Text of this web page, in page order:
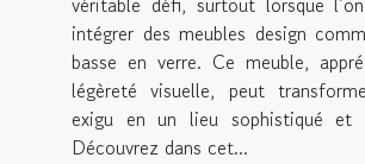
intégrer des meubles design
basse en verre. Ce meuble,
légèreté visuelle, peut
exigu en un lieu sophistiqué et
Découvrez dans cet...